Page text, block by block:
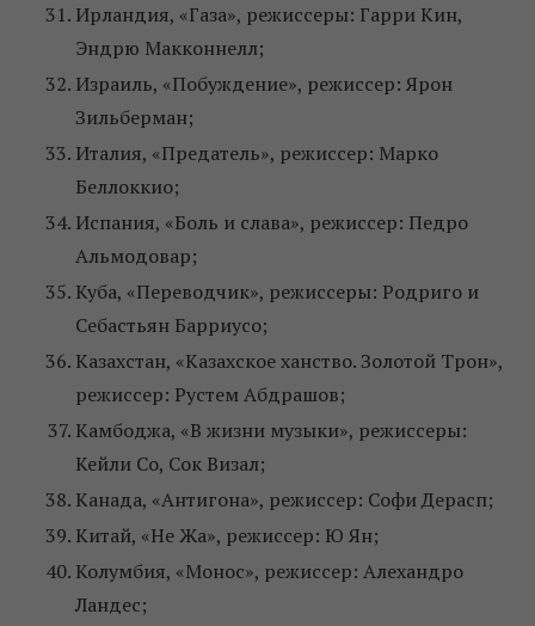
Ирландия, «Газа», режиссеры: Гарри Кин,
Эндрю Макконнелл;
Израиль, «Побуждение», режиссер: Ярон
Зильберман;
Италия, «Предатель», режиссер: Марко
Беллоккио;
Испания, «Боль и слава», режиссер: Педро
Альмодовар;
Куба, «Переводчик», режиссеры: Родриго и
Себастьян Барриусо;
Казахстан, «Казахское ханство. Золотой Трон»,
режиссер: Рустем Абдрашов;
Камбоджа, «В жизни музыки», режиссеры:
Кейли Со, Сок Визал;
Канада, «Антигона», режиссер: Софи Дерасп;
Китай, «Не Жа», режиссер: Ю Ян;
Колумбия, «Монос», режиссер: Алехандро
Ландес;